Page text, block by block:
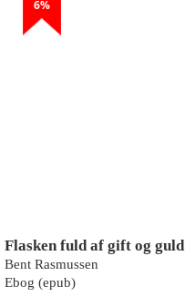
6%
Flasken fuld af gift og guld
Bent Rasmussen
Ebog (epub)